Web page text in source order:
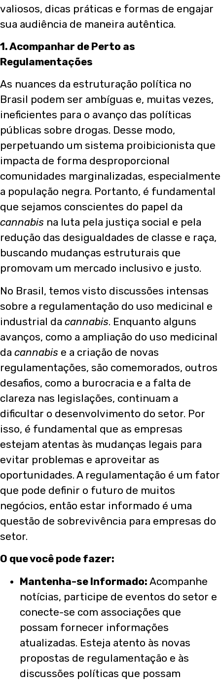
valiosos, dicas práticas e formas de engajar
sua audiência de maneira autêntica.
1. Acompanhar de Perto as
Regulamentações
As nuances da estruturação política no
Brasil podem ser ambíguas e, muitas vezes,
ineficientes para o avanço das políticas
públicas sobre drogas. Desse modo,
perpetuando um sistema proibicionista que
impacta de forma desproporcional
comunidades marginalizadas, especialmente
a população negra. Portanto, é fundamental
que sejamos conscientes do papel da
cannabis na luta pela justiça social e pela
redução das desigualdades de classe e raça,
buscando mudanças estruturais que
promovam um mercado inclusivo e justo.
No Brasil, temos visto discussões intensas
sobre a regulamentação do uso medicinal e
industrial da cannabis. Enquanto alguns
avanços, como a ampliação do uso medicinal
da cannabis e a criação de novas
regulamentações, são comemorados, outros
desafios, como a burocracia e a falta de
clareza nas legislações, continuam a
dificultar o desenvolvimento do setor. Por
isso, é fundamental que as empresas
estejam atentas às mudanças legais para
evitar problemas e aproveitar as
oportunidades. A regulamentação é um fator
que pode definir o futuro de muitos
negócios, então estar informado é uma
questão de sobrevivência para empresas do
setor.
O que você pode fazer:
Mantenha-se Informado: Acompanhe
notícias, participe de eventos do setor e
conecte-se com associações que
possam fornecer informações
atualizadas. Esteja atento às novas
propostas de regulamentação e às
discussões políticas que possam